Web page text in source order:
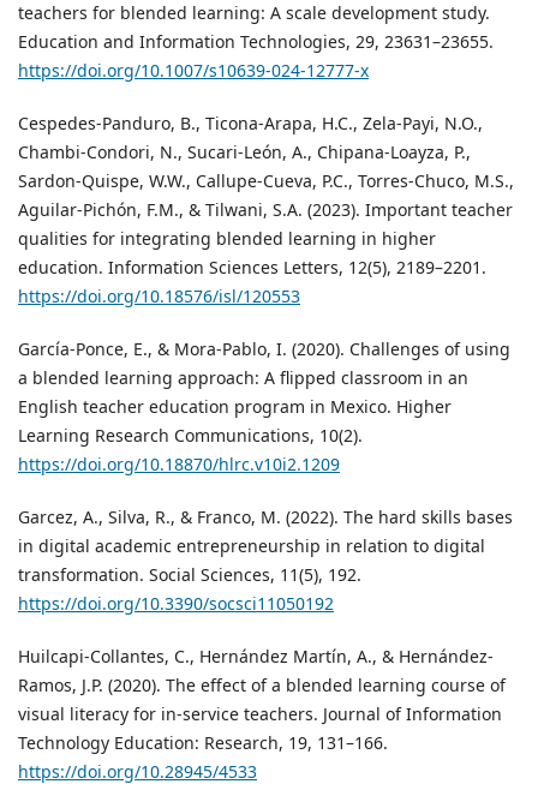
teachers for blended learning: A scale development study.
Education and Information Technologies, 29, 23631–23655.
https://doi.org/10.1007/s10639-024-12777-x
Cespedes-Panduro, B., Ticona-Arapa, H.C., Zela-Payi, N.O.,
Chambi-Condori, N., Sucari-León, A., Chipana-Loayza, P.,
Sardon-Quispe, W.W., Callupe-Cueva, P.C., Torres-Chuco, M.S.,
Aguilar-Pichón, F.M., & Tilwani, S.A. (2023). Important teacher
qualities for integrating blended learning in higher
education. Information Sciences Letters, 12(5), 2189–2201.
https://doi.org/10.18576/isl/120553
García-Ponce, E., & Mora-Pablo, I. (2020). Challenges of using
a blended learning approach: A flipped classroom in an
English teacher education program in Mexico. Higher
Learning Research Communications, 10(2).
https://doi.org/10.18870/hlrc.v10i2.1209
Garcez, A., Silva, R., & Franco, M. (2022). The hard skills bases
in digital academic entrepreneurship in relation to digital
transformation. Social Sciences, 11(5), 192.
https://doi.org/10.3390/socsci11050192
Huilcapi-Collantes, C., Hernández Martín, A., & Hernández-
Ramos, J.P. (2020). The effect of a blended learning course of
visual literacy for in-service teachers. Journal of Information
Technology Education: Research, 19, 131–166.
https://doi.org/10.28945/4533